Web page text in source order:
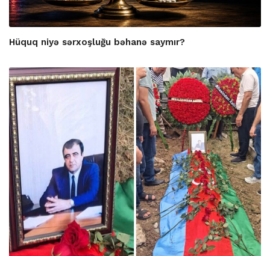
Hüquq niyə sərxoşluğu bəhanə saymır?